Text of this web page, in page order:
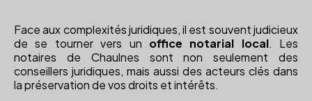
Face aux complexités juridiques, il est souvent judicieux
de se tourner vers un office notarial local. Les
notaires de Chaulnes sont non seulement des
conseillers juridiques, mais aussi des acteurs clés dans
la préservation de vos droits et intérêts.